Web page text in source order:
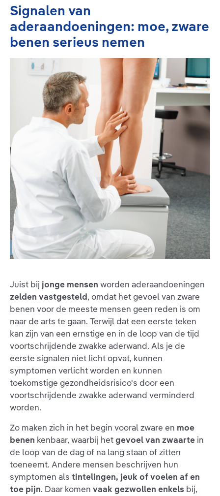
Signalen van
aderaandoeningen: moe, zware
benen serieus nemen
Juist bij jonge mensen worden aderaandoeningen
zelden vastgesteld, omdat het gevoel van zware
benen voor de meeste mensen geen reden is om
naar de arts te gaan. Terwijl dat een eerste teken
kan zijn van een ernstige en in de loop van de tijd
voortschrijdende zwakke aderwand. Als je de
eerste signalen niet licht opvat, kunnen
symptomen verlicht worden en kunnen
toekomstige gezondheidsrisico's door een
voortschrijdende zwakke aderwand verminderd
worden.
Zo maken zich in het begin vooral zware en moe
benen kenbaar, waarbij hetgevoel van zwaarte in
de loop van de dag of na lang staan of zitten
toeneemt. Andere mensen beschrijven hun
symptomen als tintelingen, jeuk of voelen af en
toe pijn. Daar komen vaak gezwollen enkels bij,